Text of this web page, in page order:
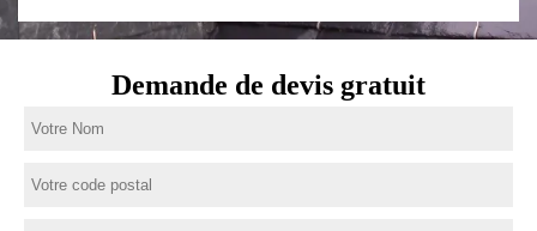
Demande de devis gratuit